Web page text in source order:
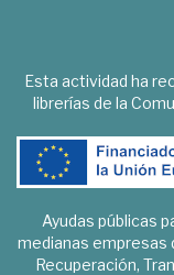
Esta actividad ha
librerías de la
Ayudas públicas
medianas empresas
Recuperación,